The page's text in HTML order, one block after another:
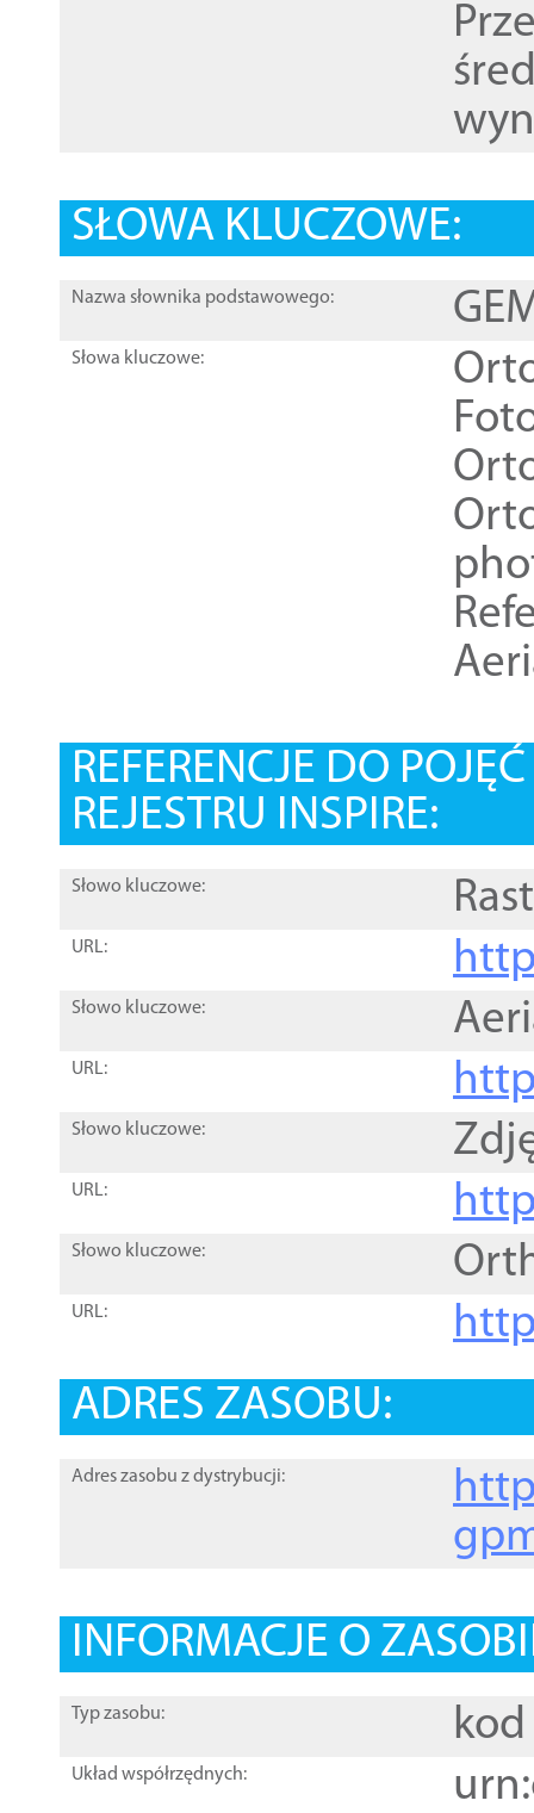
SŁOWA KLUCZOWE:
Nazwa słownika podstawowego:
Słowa kluczowe:
REFERENCJE DO
REJESTRU INSPIRE:
Słowo kluczowe:
URL:
Słowo kluczowe:
URL:
Słowo kluczowe:
URL:
Słowo kluczowe:
URL:
ADRES ZASOBU:
Adres zasobu z dystrybucji:
INFORMACJE O
Typ zasobu: kod
Układ współrzędnych: